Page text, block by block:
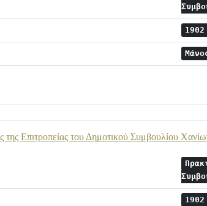
της Επιτροπείας του Δημοτικού Συμβουλίου